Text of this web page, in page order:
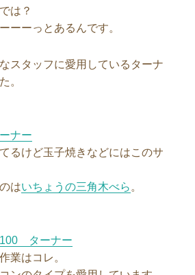
は？
ーーっとあるんです。
スタッフに愛用しているターナ
。
ナー
けど玉子焼きなどにはこのサ
はいちょうの三角木べら 。
ターナー
はコレ。